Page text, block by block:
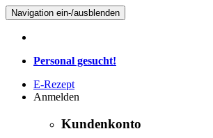
Navigation ein-/ausblenden
Personal gesucht!
E-Rezept
Anmelden
Kundenkonto